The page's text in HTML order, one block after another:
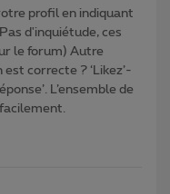
profil en indiquant
d'inquiétude, ces
le forum) Autre
correcte ? ‘Likez’-
L’ensemble de